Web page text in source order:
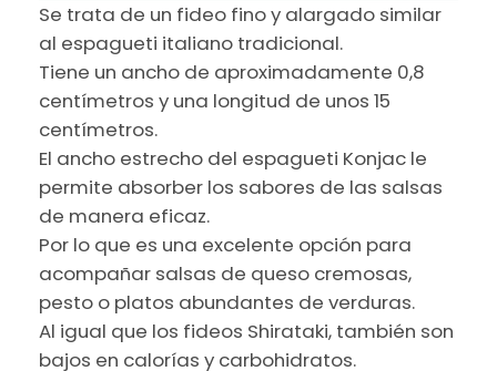
Se trata de un fideo fino y alargado similar
al espagueti italiano tradicional.
Tiene un ancho de aproximadamente 0,8
centímetros y una longitud de unos 15
centímetros.
El ancho estrecho del espagueti Konjac le
permite absorber los sabores de las salsas
de manera eficaz.
Por lo que es una excelente opción para
acompañar salsas de queso cremosas,
pesto o platos abundantes de verduras.
Al igual que los fideos Shirataki, también son
bajos en calorías y carbohidratos.